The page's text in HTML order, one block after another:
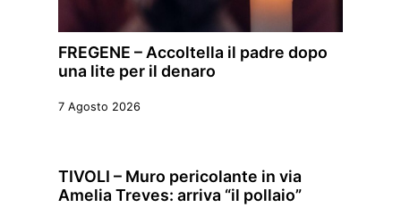
FREGENE – Accoltella il padre dopo
una lite per il denaro
7 Agosto 2026
TIVOLI – Muro pericolante in via
Amelia Treves: arriva “il pollaio”